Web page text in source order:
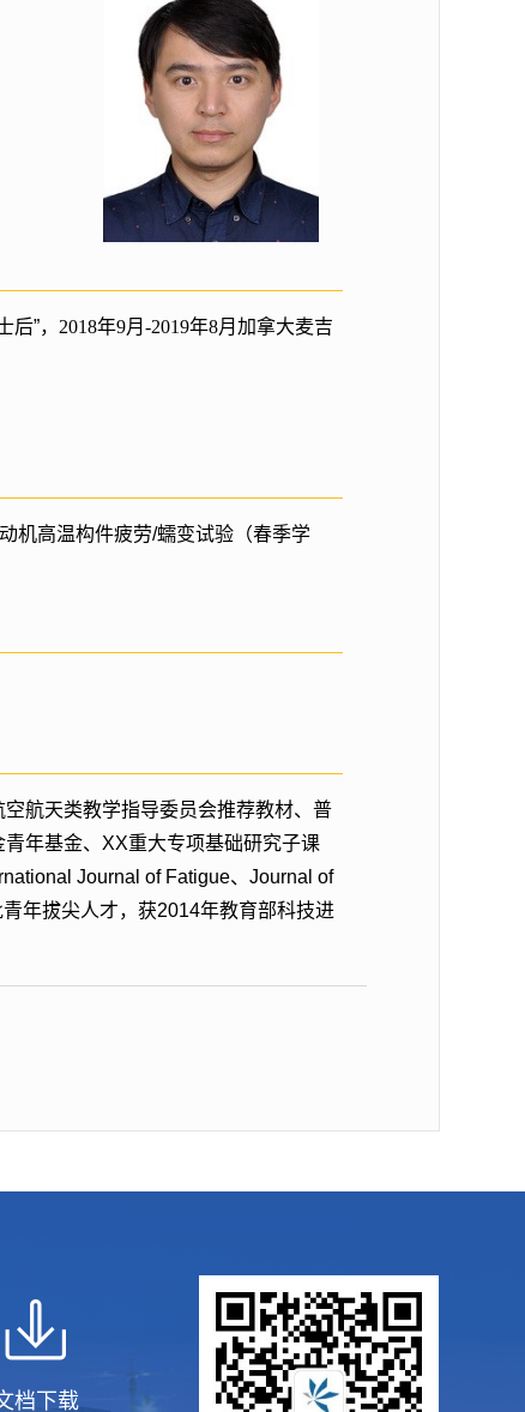
”， 2018年9月 -2019年8月加拿大麦吉
机高温构件疲劳/蠕变试验（春季学
航天类教学指导委员会推荐教材、普
年基金、XX重大专项基础研究子课
Journal of Fatigue、Journal of
年拔尖人才，获2014年教育部科技进
档下载